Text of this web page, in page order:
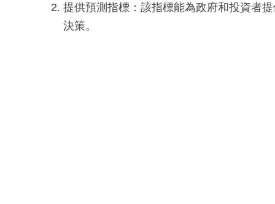
提供預測指標：該指標能為政府和投資者
決策。